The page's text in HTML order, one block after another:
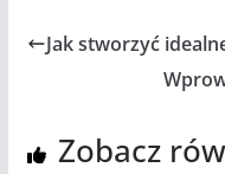
Jak stworzyć
Zobacz